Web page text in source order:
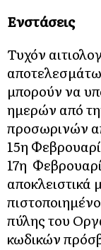
Ενστάσεις
Τυχόν
μπορούν να
ημερών από
προσωρινών
15η
17η
αποκλειστικά
πύλης του
κωδικών